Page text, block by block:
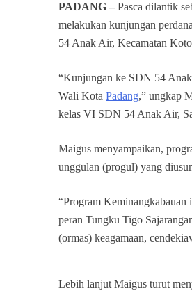
PADANG – Pasca dilantik
melakukan kunjungan
54 Anak Air, Kecamatan
“Kunjungan ke SDN 54
Wali Kota Padang,” ungkap
kelas VI SDN 54 Anak Air,
Maigus menyampaikan,
unggulan (progul) yang
“Program
peran Tungku Tigo
(ormas) keagamaan,
Lebih lanjut Maigus turut